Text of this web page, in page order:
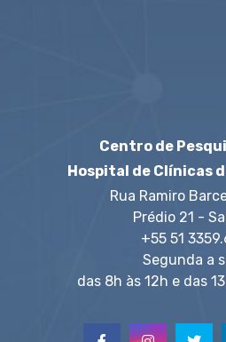
Centro de
Hospital de Clínicas
Rua Ramiro
Prédio 21 -
+55 51
Segunda a
das 8h às 12h e das